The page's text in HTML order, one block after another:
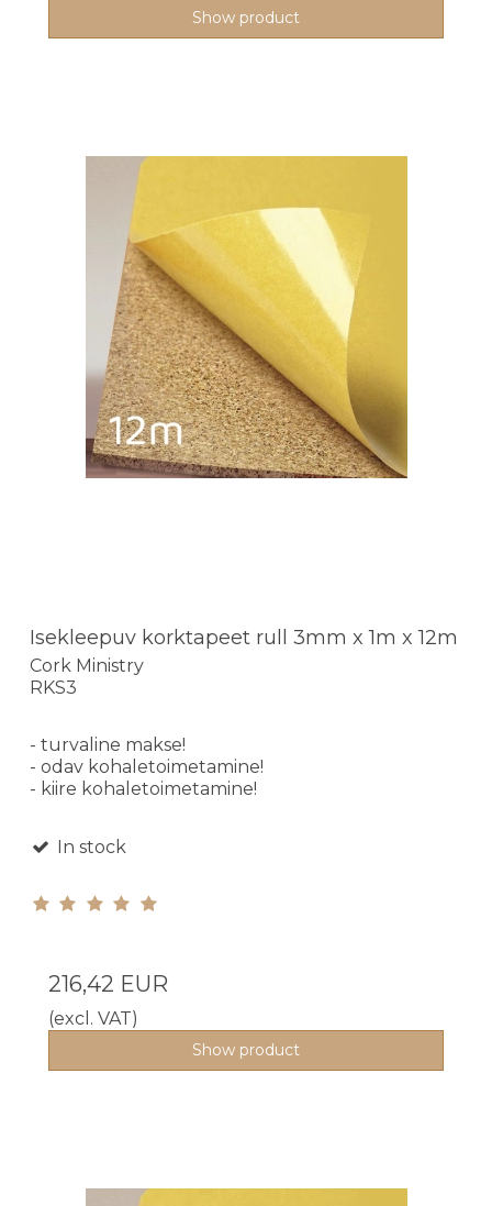
Show product
Isekleepuv korktapeet rull 3mm x 1m x 12m
Cork Ministry
RKS3
- turvaline makse!
- odav kohaletoimetamine!
- kiire kohaletoimetamine!
In stock
216,42 EUR
(excl. VAT)
Show product